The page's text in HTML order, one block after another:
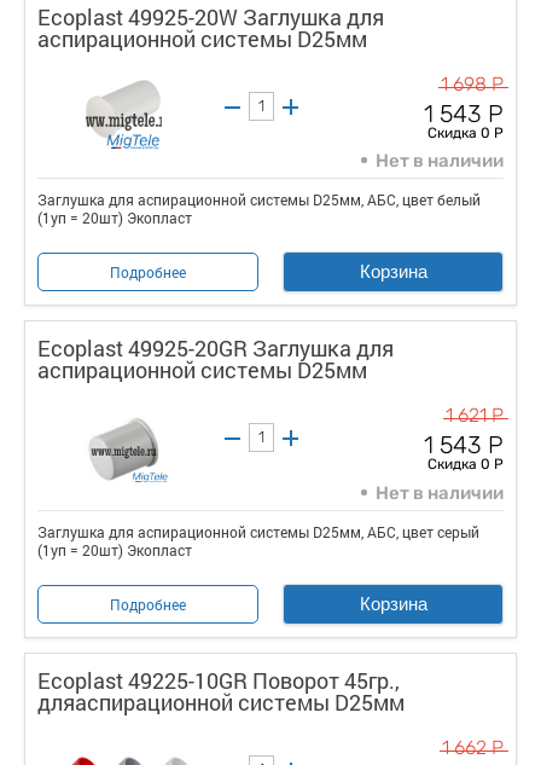
Ecoplast 49925-20W Заглушка для
аспирационной системы D25мм
1 698 Р
1 543 Р
Скидка 0 Р
Нет в наличии
Заглушка для аспирационной системы D25мм, АБС, цвет белый
(1уп = 20шт) Экопласт
Подробнее Корзина
Ecoplast 49925-20GR Заглушка для
аспирационной системы D25мм
1 621 Р
1 543 Р
Скидка 0 Р
Нет в наличии
Заглушка для аспирационной системы D25мм, АБС, цвет серый
(1уп = 20шт) Экопласт
Подробнее Корзина
Ecoplast 49225-10GR Поворот 45гр.,
дляаспирационной системы D25мм
1 662 Р